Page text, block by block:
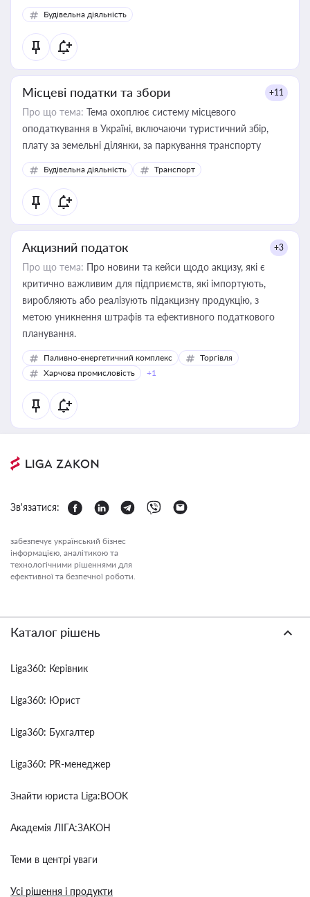
Будівельна діяльність
Місцеві податки та збори +11
Про що тема: Тема охоплює систему місцевого
оподаткування в Україні, включаючи туристичний збір,
плату за земельні ділянки, за паркування транспорту
Будівельна діяльність Транспорт
Акцизний податок +3
Про що тема: Про новини та кейси щодо акцизу, які є
критично важливим для підприємств, які імпортують,
виробляють або реалізують підакцизну продукцію, з
метою уникнення штрафів та ефективного податкового
планування.
Паливно-енергетичний комплекс
Торгівля
Харчова промисловість
+1
Зв'язатися:
забезпечує український бізнес
інформацією, аналітикою та
технологічними рішеннями для
ефективної та безпечної роботи.
Каталог рішень
Liga360: Керівник
Liga360: Юрист
Liga360: Бухгалтер
Liga360: PR-менеджер
Знайти юриста Liga:BOOK
Академія ЛІГА:ЗАКОН
Теми в центрі уваги
Усі рішення і продукти